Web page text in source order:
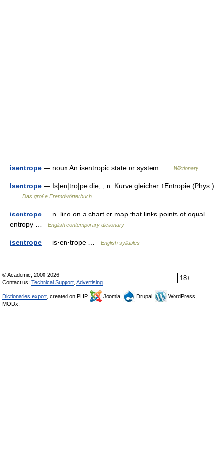
isentrope — noun An isentropic state or system … Wiktionary
Isentrope — Is|en|tro|pe die; , n: Kurve gleicher ↑Entropie (Phys.)
Das große Fremdwörterbuch
isentrope — n. line on a chart or map that links points of equal
entropy …
English contemporary dictionary
isentrope — is·en·trope … English syllables
18+
© Academic, 2000-2026
Contact us: Technical Support Advertising
Dictionaries export , created on PHP, Joomla, Drupal,
WordPress,
MODx.